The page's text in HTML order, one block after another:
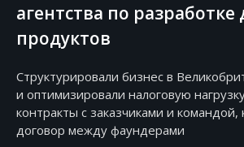
агентства по
продуктов
Структурировали бизнес в
и оптимизировали налоговую
контракты с заказчиками и
договор между фаундерами